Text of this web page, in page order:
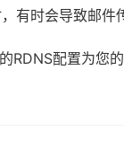
有时会导致邮件
RDNS配置为您